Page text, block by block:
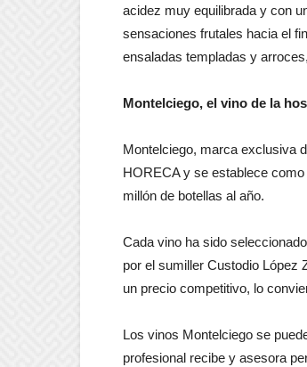
acidez muy equilibrada y con
sensaciones frutales hacia el
ensaladas templadas y
Montelciego, el vino de la
Montelciego, marca exclusiva
HORECA y se establece
millón de botellas al año.
Cada vino ha sido
por el sumiller Custodio López
un precio competitivo, lo
Los vinos Montelciego se
profesional recibe y asesora